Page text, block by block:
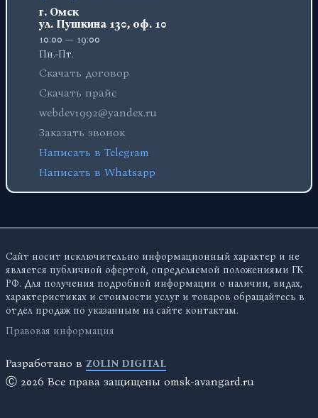
г. Омск
ул. Пушкина 130, оф. 10
10:00 — 19:00
Пн.-Пт.
Скачать договор
Скачать прайс
webdev1992@yandex.ru
Заказать звонок
Написать в Telegram
Написать в Whatsapp
Сайт носит исключительно информационный характер и не
является публичной офертой, определяемой положениями ГК
РФ. Для получения подробной информации о наличии, видах,
характеристиках и стоимости услуг и товаров обращайтесь в
отдел продаж по указанным на сайте контактам.
Правовая информация
Разработано в ZOLIN DIGITAL
Ⓒ 2026 Все права защищены omsk-avangard.ru